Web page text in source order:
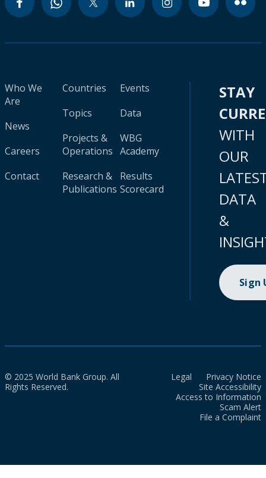
Who We
Are
News
Careers
Contact
Countries
Topics
Projects &
Operations
Research &
Publications
Events
Data
WBG
Academy
Results
Scorecard
STAY
WITH
OUR
DATA
&
Sign
© 2025 World Bank Group. All
Rights Reserved.
Legal
Privacy Notice
Site Accessibility
Access to Information
Scam Alert
File a Complaint